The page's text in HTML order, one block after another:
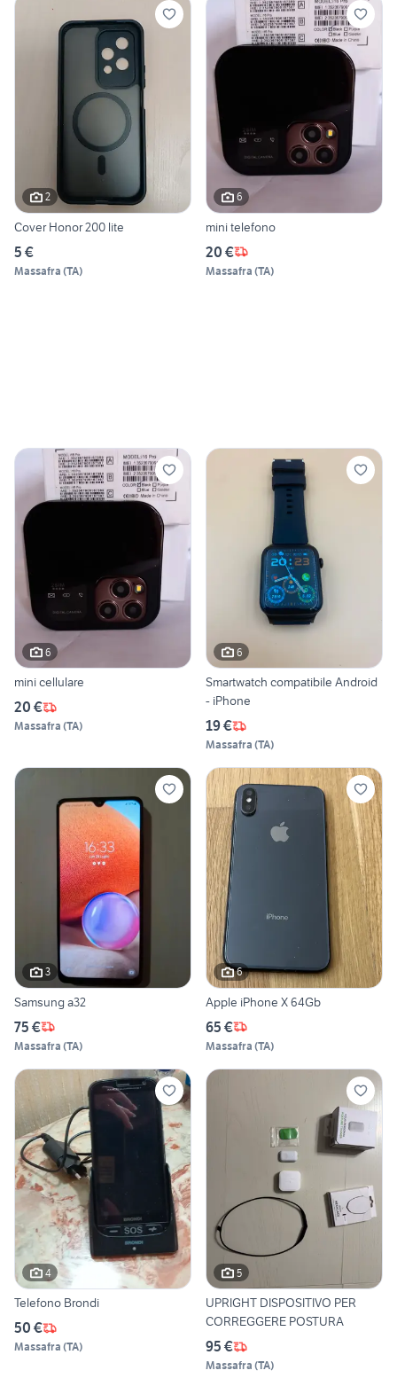
2
Cover Honor 200 lite
5 €
Massafra (TA)
6
mini telefono
20 €
Massafra (TA)
6
mini cellulare
20 €
Massafra (TA)
6
Smartwatch compatibile Android
- iPhone
19 €
Massafra (TA)
3
Samsung a32
75 €
Massafra (TA)
6
Apple iPhone X 64Gb
65 €
Massafra (TA)
4
Telefono Brondi
50 €
Massafra (TA)
5
UPRIGHT DISPOSITIVO PER
CORREGGERE POSTURA
95 €
Massafra (TA)